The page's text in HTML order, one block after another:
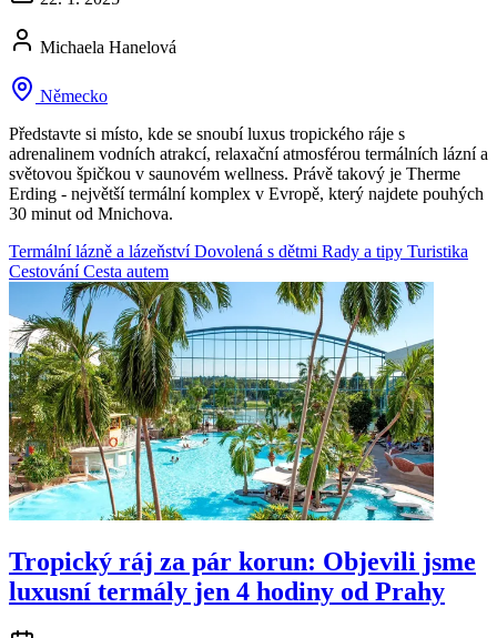
Michaela Hanelová
Německo
Představte si místo, kde se snoubí luxus tropického ráje s
adrenalinem vodních atrakcí, relaxační atmosférou termálních lázní a
světovou špičkou v saunovém wellness. Právě takový je Therme
Erding - největší termální komplex v Evropě, který najdete pouhých
30 minut od Mnichova.
Termální lázně a lázeňství Dovolená s dětmi Rady a tipy Turistika
CestováníCesta autem
Tropický ráj za pár korun: Objevili jsme
luxusní termály jen 4 hodiny od Prahy